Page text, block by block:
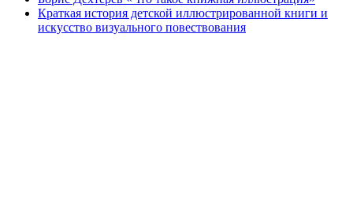
Краткая история детской иллюстрированной книги и
искусство визуального повествования